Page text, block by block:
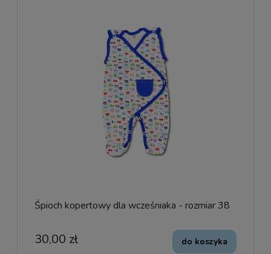
Śpioch kopertowy dla wcześniaka - rozmiar 38
30,00 zł do koszyka